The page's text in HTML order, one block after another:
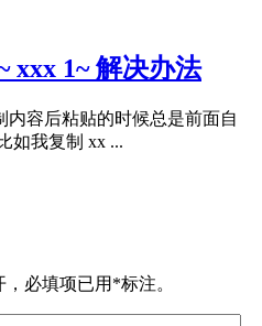
xxx 1~ 解决办法
内容后粘贴的时候总是前面自
如我复制 xx ...
必填项已用 *标注。